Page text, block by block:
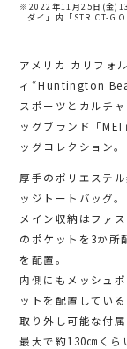
※2022年11月25日(金)13
ダイ」内 「STRICT-G
アメリカ カリフォ
ィ“Huntington
スポーツとカルチ
ッグブランド「
ッグコレクション。
厚手のポリエステ
ッジトートバッグ。
メイン収納はファ
のポケットを3か所
を配置。
内側にもメッシュ
ットを配置してい
取り外し可能な付
最大で約130㎝くら